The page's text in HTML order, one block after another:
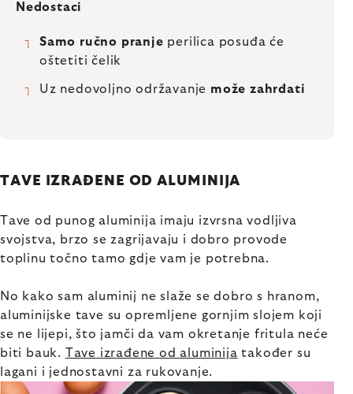
Nedostaci
Samo ručno pranje perilica posuđa će
oštetiti čelik
Uz nedovoljno održavanje može zahrđati
TAVE IZRAĐENE OD ALUMINIJA
Tave od punog aluminija imaju izvrsna vodljiva
svojstva, brzo se zagrijavaju i dobro provode
toplinu točno tamo gdje vam je potrebna.
No kako sam aluminij ne slaže se dobro s hranom,
aluminijske tave su opremljene gornjim slojem koji
se ne lijepi, što jamči da vam okretanje fritula neće
biti bauk. Tave izrađene od aluminija također su
lagani i jednostavni za rukovanje.